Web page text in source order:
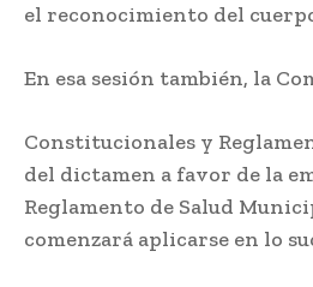
el reconocimiento del
En esa sesión también, la
Constitucionales y
del dictamen a favor de la
Reglamento de Salud
comenzará aplicarse en lo